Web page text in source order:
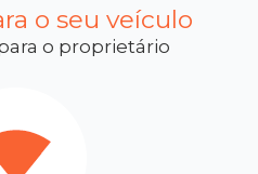
o seu veículo
o proprietário